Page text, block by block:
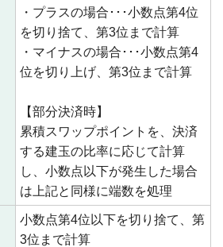
・プラスの場合･･･小数点第4位
を切り捨て、第3位まで計算
・マイナスの場合･･･小数点第4
位を切り上げ、第3位まで計算
【部分決済時】
累積スワップポイントを、決済
する建玉の比率に応じて計算
し、小数点以下が発生した場合
は上記と同様に端数を処理
小数点第4位以下を切り捨て、第
3位まで計算